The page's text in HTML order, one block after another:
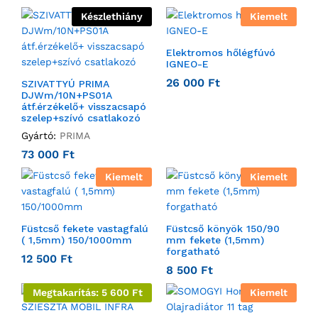
életét alkotó változatos hobbikat és szenvedélyeket. Az
Agrarian internet shop Golf népszerűsége a lengyel
online kaszinójátékosok körében bizonyítja, hogy az
online világ az érdeklődési körök és életstílusok széles
skáláját képes kiszolgálni. Ez arra emlékeztet, hogy az
emberek többdimenziósak, és a digitális táj egy
hatalmas és sokoldalú tér, ahol felfedezhetik életük
különböző aspektusait.
Készlethiány
SZIVATTYÚ PRIMA
DJWm/10N+PS01A
átf.érzékelő+ visszacsapó
szelep+szívó csatlakozó
Gyártó: PRIMA
73 000 Ft
Kiemelt
Elektromos hőlégfúvó
IGNEO-E
26 000 Ft
Kiemelt
Füstcső fekete vastagfalú
( 1,5mm) 150/1000mm
12 500 Ft
Kiemelt
Füstcső könyök 150/90
mm fekete (1,5mm)
forgatható
8 500 Ft
Megtakarítás: 5 600 Ft Kiemelt